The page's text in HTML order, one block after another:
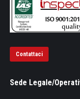
Contattaci
Sede Legale/